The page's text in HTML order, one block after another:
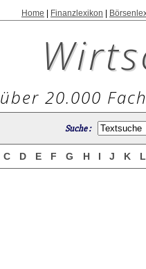
Home Finanzlexikon
über 20.000
Suche :
C D E F G H I J K